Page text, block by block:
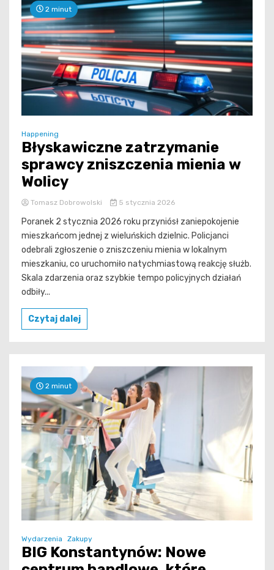
2 minut
Happening
Błyskawiczne zatrzymanie
sprawcy zniszczenia mienia w
Wolicy
Tomasz Dobrowolski 5 stycznia 2026
Poranek 2 stycznia 2026 roku przyniósł zaniepokojenie
mieszkańcom jednej z wieluńskich dzielnic. Policjanci
odebrali zgłoszenie o zniszczeniu mienia w lokalnym
mieszkaniu, co uruchomiło natychmiastową reakcję służb.
Skala zdarzenia oraz szybkie tempo policyjnych działań
odbiły...
Czytaj dalej
2 minut
Wydarzenia Zakupy
BIG Konstantynów: Nowe